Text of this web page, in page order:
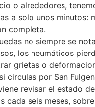
o alrededores,
a solo unos minutos:
completa.
no siempre se
los neumáticos
grietas o
circulas por San
revisar el estado
cada seis meses,